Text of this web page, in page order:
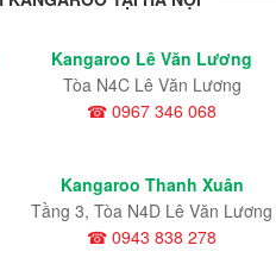
Kangaroo Lê Văn Lương
Tòa N4C Lê Văn Lương
☎ 0967 346 068
Kangaroo Thanh Xuân
Tầng 3, Tòa N4D Lê Văn Lương
☎ 0943 838 278